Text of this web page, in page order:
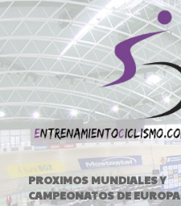
PROXIMOS MUNDIALES Y
CAMPEONATOS DE EUROPA